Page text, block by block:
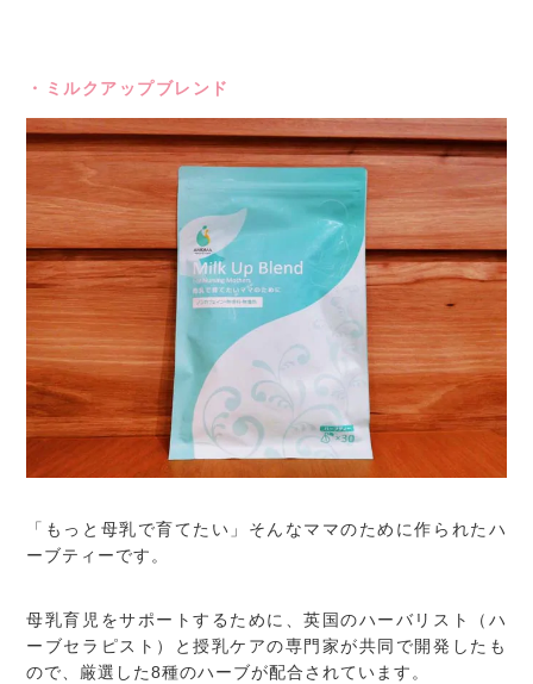
・ミルクアップブレンド
「もっと母乳で育てたい」そんなママのために作られたハ
ーブティーです。
母乳育児をサポートするために、英国のハーバリスト（ハ
ーブセラピスト）と授乳ケアの専門家が共同で開発したも
ので、厳選した8種のハーブが配合されています。